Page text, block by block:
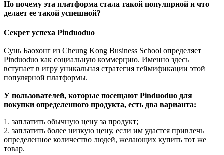
Но почему эта платформа стала такой популярной и что
делает ее такой успешной?
Секрет успеха Pinduoduo
Сунь Баохонг из Cheung Kong Business School определяет
Pinduoduo как социальную коммерцию. Именно здесь
вступает в игру уникальная стратегия геймификации этой
популярной платформы.
У пользователей, которые посещают Pinduoduo для
покупки определенного продукта, есть два варианта:
1. заплатить обычную цену за продукт;
2. заплатить более низкую цену, если им удастся привлечь
определенное количество людей, желающих купить тот же
товар.